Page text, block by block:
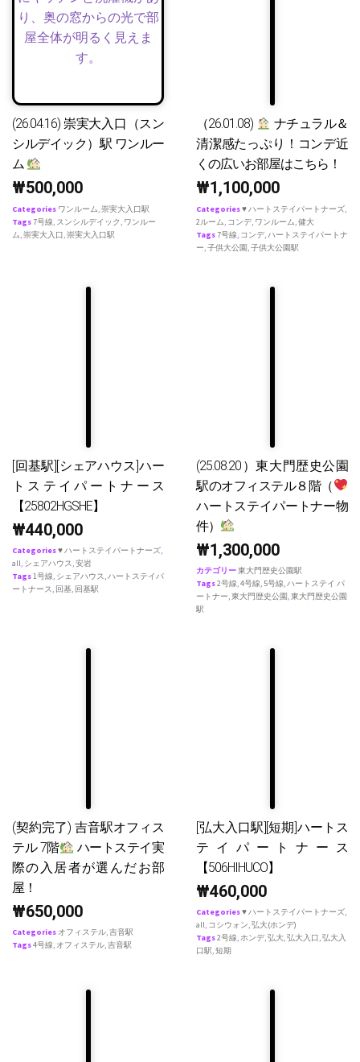
(26.04.16) 崇実大入口（スン
シルデイック）駅 ワンルー
ム
₩500,000
Categories ワンルーム,崇実大入口駅
Tags7号線, スンシルデイック , ワンルー
ム,崇実大入口,崇実大入口駅
（26.01.08)
ナチュラル＆
清潔感たっぷり！コンデ近
くの広いお部屋はこちら！
₩1,100,000
Categories♥ ハートステイパートナーズ,
2ルーム, コンデ, ワンルーム,健大
Tags7号線, コンデ,ハートステイパートナ
ー,子供大公園,子供大公園駅
[回基駅][シェアハウス]ハー
トステイパートナース
【25802HGSHE】
₩440,000
Categories♥ ハートステイパートナーズ,
all, シェアハウス,安岩
Tags1号線, シェアハウス,ハートステイパ
ートナース, 回基, 回基駅
(25.08.20）東大門歴史公園
駅のオフィステル８階（
ハートステイパートナー物
件）
₩1,300,000
カテゴリー東大門歴史公園駅
Tags2号線,4号線, 5号線,ハートステイ パ
ートナー,東大門歴史公園,東大門歴史公園
駅
(契約完了) 吉音駅オフィス
テル 7階
ハートステイ実
際の入居者が選んだお部
屋！
₩650,000
Categories オフィステル,吉音駅
Tags4号線, オフィステル,吉音駅
[弘大入口駅][短期]ハートス
テイパートナース
【506HIHUCO】
₩460,000
Categories♥ ハートステイパートナーズ,
all, コシウォン,弘大(ホンデ)
Tags2号線,ホンデ,弘大,弘大入口,弘大入
口駅,短期